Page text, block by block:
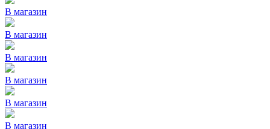
В магазин
В магазин
В магазин
В магазин
В магазин
В магазин